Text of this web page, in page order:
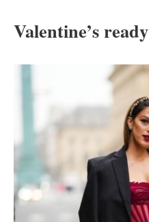
Valentine’s ready